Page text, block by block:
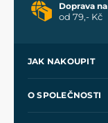
Doprava
od 79,- Kč
JAK NAKOUPIT
O SPOLEČNOSTI